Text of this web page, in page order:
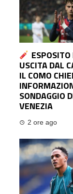
ESPOSITO
USCITA DAL
IL COMO
SONDAGGIO
VENEZIA
2 ore ago